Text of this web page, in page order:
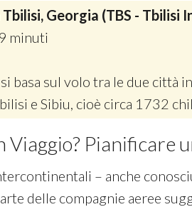
Tbilisi, Georgia (TBS - Tbilisi
minuti
basa sul volo tra le due città
e Sibiu, cioè circa 1732
Viaggio? Pianificare
– anche
delle compagnie aeree